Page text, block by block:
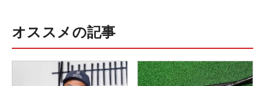
オススメの記事